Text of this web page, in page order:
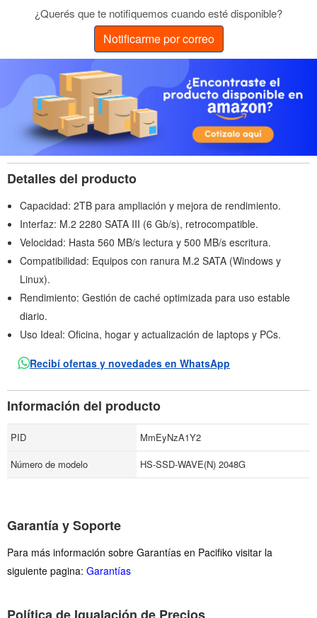
¿Querés que te notifiquemos cuando esté disponible?
Notificarme por correo
Detalles del producto
Capacidad: 2TB para ampliación y mejora de rendimiento.
Interfaz: M.2 2280 SATA III (6 Gb/s), retrocompatible.
Velocidad: Hasta 560 MB/s lectura y 500 MB/s escritura.
Compatibilidad: Equipos con ranura M.2 SATA (Windows y
Linux).
Rendimiento: Gestión de caché optimizada para uso estable
diario.
Uso Ideal: Oficina, hogar y actualización de laptops y PCs.
Recibí ofertas y novedades en WhatsApp
Información del producto
PID
MmEyNzA1Y2
Número de modelo
HS-SSD-WAVE(N) 2048G
Garantía y Soporte
Para más información sobre Garantías en Pacifiko visitar la
siguiente pagina: Garantías